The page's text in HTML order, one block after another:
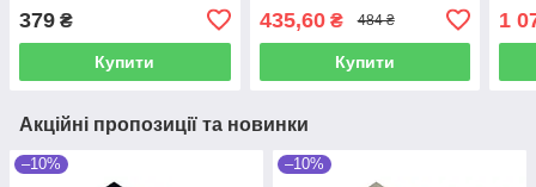
379 ₴
Купити
435,60₴ 484 ₴
Купити
1
Акційні пропозиції та новинки
–10% –10%